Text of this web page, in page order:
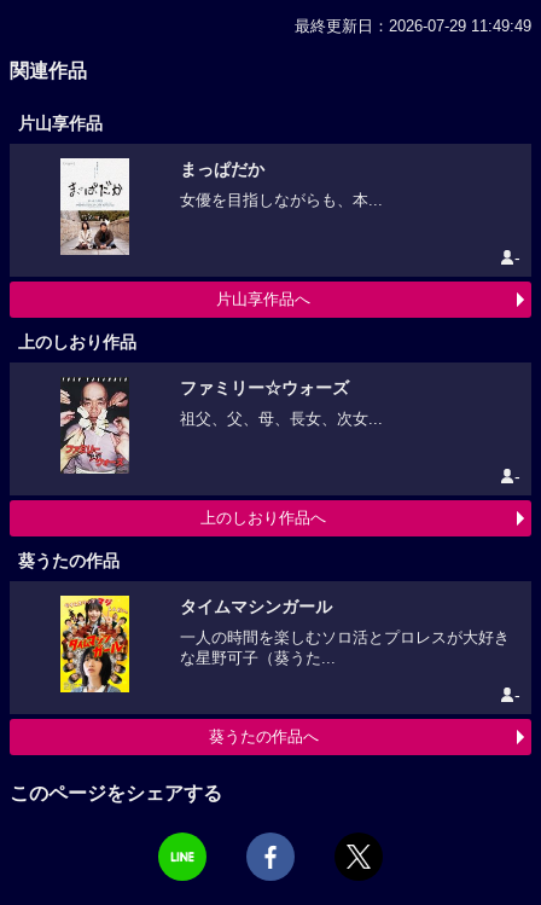
最終更新日：2026-07-29 11:49:49
関連作品
片山享作品
まっぱだか
女優を目指しながらも、本...
-
片山享作品へ
上のしおり作品
ファミリー☆ウォーズ
祖父、父、母、長女、次女...
-
上のしおり作品へ
葵うたの作品
タイムマシンガール
一人の時間を楽しむソロ活とプロレスが大好き
な星野可子（葵うた...
-
葵うたの作品へ
このページをシェアする